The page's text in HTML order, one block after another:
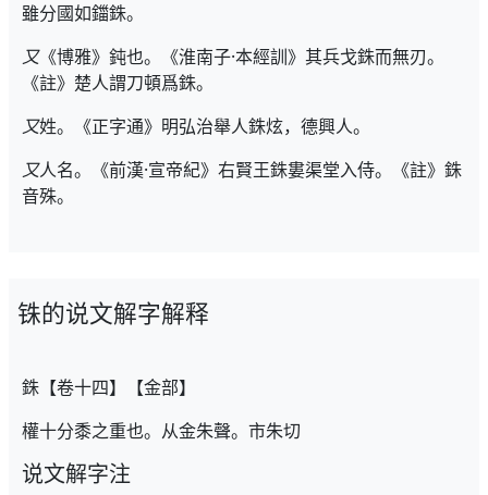
雖分國如鍿銖。
又《博雅》鈍也。《淮南子·本經訓》其兵戈銖而無刃。
《註》楚人謂刀頓爲銖。
又姓。《正字通》明弘治舉人銖炫，德興人。
又人名。《前漢·宣帝紀》右賢王銖婁渠堂入侍。《註》銖
音殊。
铢的说文解字解释
銖【卷十四】【金部】
權十分黍之重也。从金朱聲。市朱切
说文解字注